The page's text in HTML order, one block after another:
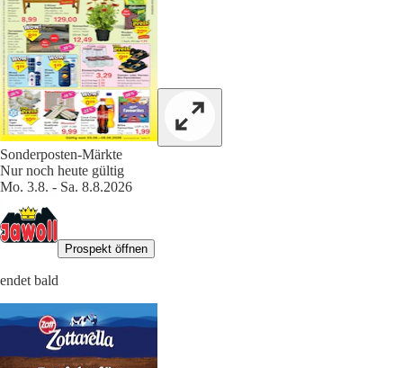
Sonderposten-Märkte
Nur noch heute gültig
Mo. 3.8. - Sa. 8.8.2026
Prospekt öffnen
endet bald